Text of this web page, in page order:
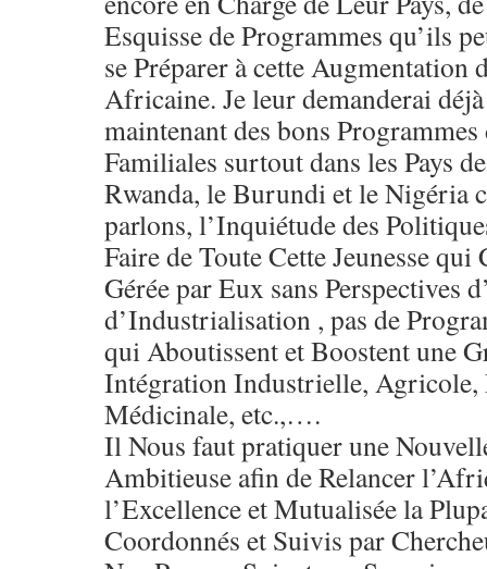
Esquisse de Programmes qu’ils
se Préparer à cette Augmentation
Africaine. Je leur demanderai déjà
maintenant des bons
Familiales surtout dans les Pays
Rwanda, le Burundi et le Nigéria
parlons, l’Inquiétude des
Faire de Toute Cette Jeunesse
Gérée par Eux sans Perspectives
d’Industrialisation , pas de
qui Aboutissent et Boostent une
Intégration Industrielle, Agricole,
Médicinale, etc.,….
Il Nous faut pratiquer une
Ambitieuse afin de Relancer
l’Excellence et Mutualisée la
Coordonnés et Suivis par